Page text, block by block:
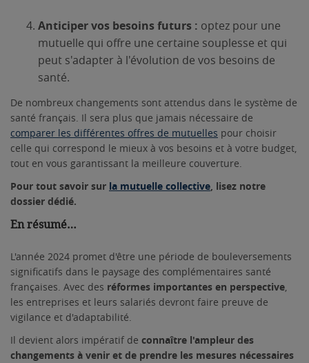
Anticiper vos besoins futurs : optez pour une
mutuelle qui offre une certaine souplesse et qui
peut s'adapter à l'évolution de vos besoins de
santé.
De nombreux changements sont attendus dans le système de
santé français. Il sera plus que jamais nécessaire de
comparer les différentes offres de mutuelles pour choisir
celle qui correspond le mieux à vos besoins et à votre budget,
tout en vous garantissant la meilleure couverture.
Pour tout savoir sur la mutuelle collective, lisez notre
dossier dédié.
En résumé…
L'année 2024 promet d'être une période de bouleversements
significatifs dans le paysage des complémentaires santé
françaises. Avec des réformes importantes en perspective,
les entreprises et leurs salariés devront faire preuve de
vigilance et d'adaptabilité.
Il devient alors impératif de connaître l'ampleur des
changements à venir et de prendre les mesures nécessaires